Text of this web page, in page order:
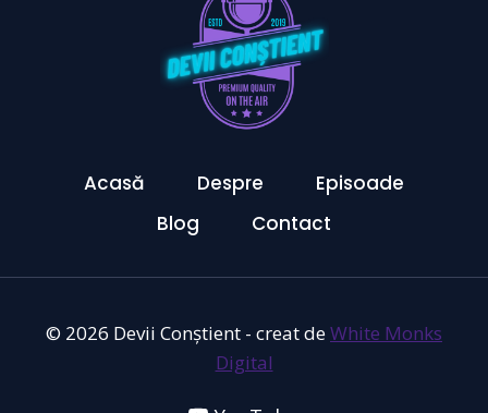
Acasă Despre
Episoade
Blog
Contact
© 2026 Devii Conștient - creat deWhite Monks
Digital